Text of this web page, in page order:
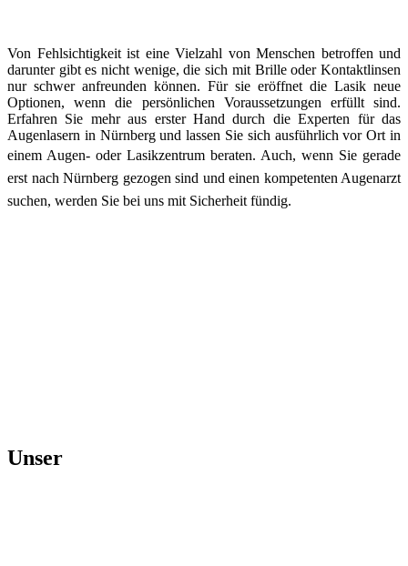
Von Fehlsichtigkeit ist eine Vielzahl von Menschen betroffen und
darunter gibt es nicht wenige, die sich mit Brille oder Kontaktlinsen
nur schwer anfreunden können. Für sie eröffnet die Lasik neue
Optionen, wenn die persönlichen Voraussetzungen erfüllt sind.
Erfahren Sie mehr aus erster Hand durch die Experten für das
Augenlasern in Nürnberg und lassen Sie sich ausführlich vor Ort in
einem Augen- oder Lasikzentrum beraten. Auch, wenn Sie gerade
erst nach Nürnberg gezogen sind und einen kompetenten Augenarzt
suchen, werden Sie bei uns mit Sicherheit fündig.
Unser